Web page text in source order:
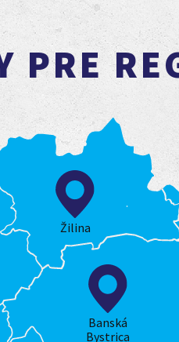
PRE
Banská
Bystrica
Žilina